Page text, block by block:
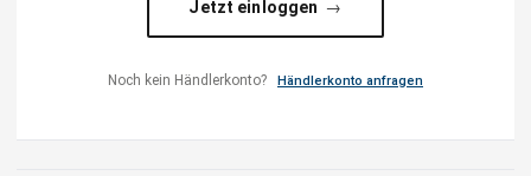
Jetzt einloggen
Noch kein Händlerkonto? Händlerkonto anfragen